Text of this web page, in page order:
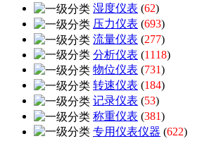
湿度仪表 (62)
压力仪表 (693)
流量仪表 (277)
分析仪表 (1118)
物位仪表 (731)
转速仪表 (184)
记录仪表 (53)
称重仪表 (381)
专用仪表仪器 (622)